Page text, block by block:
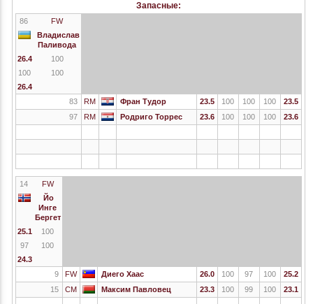
Запасные:
86
FW
Владислав
Паливода
26.4
100
100
100
26.4
83
RM Фран Тудор 23.5 100 100 100
23.5
97
RM Родриго Торрес 23.6 100 100 100 23.6
14
FW
Йо
Инге
Бергет
25.1
100
97
100
24.3
9
FW Диего Хаас 26.0 100 97 100
25.2
15
CM Максим Павловец 23.3 100 99 100 23.1